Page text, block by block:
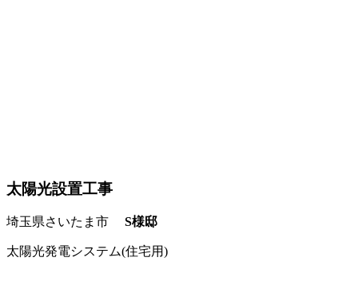
太陽光設置工事
埼玉県さいたま市 S様邸
太陽光発電システム(住宅用)